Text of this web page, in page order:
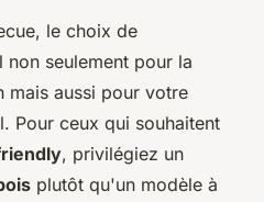
le choix de
seulement pour la
mais aussi pour votre
Pour ceux qui souhaitent
, privilégiez un
plutôt qu'un modèle à